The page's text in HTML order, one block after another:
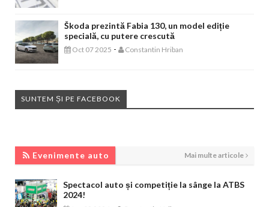
Škoda prezintă Fabia 130, un model ediție
specială, cu putere crescută
Oct 07 2025 - Constantin Hriban
SUNTEM ȘI PE FACEBOOK
Evenimente auto Mai multe articole
Spectacol auto și competiție la sânge la ATBS
2024!